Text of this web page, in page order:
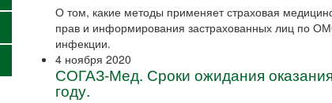
О том, какие методы применяет страховая
прав и информирования застрахованных лиц по
инфекции.
4 ноября 2020
СОГАЗ-Мед. Сроки ожидания
году.